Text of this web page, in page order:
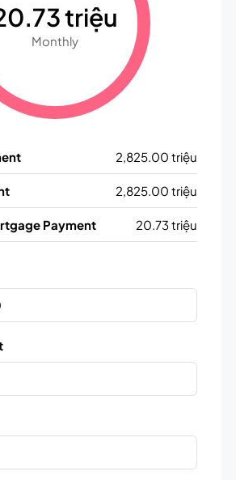
triệu
Monthly
2,825.00 triệu
2,825.00 triệu
Payment 20.73 triệu